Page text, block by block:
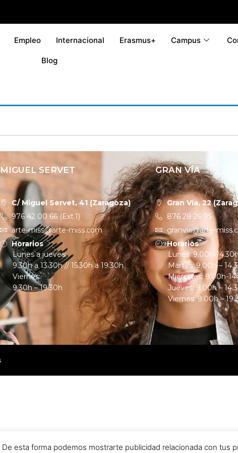
Empleo Internacional Erasmus+ Campus
Blog
MIGUEL SERVET
C/ Miguel Servet, 41 (Zaragoza)
976 42 00 66 (Ext.1)
arte-miss@arte-miss.com
Horarios
Lunes a jueves:
9.30h a 13.30h // 15.30h a 19.30h
Viernes:
9.30h – 19.30h
GRAN VÍA
Gran Vía, 22
876 28 26 95
granvia@arte-
Horarios
Lunes: 9.00h-
Martes: 9.00h –
Miércoles: 9.00h-
Jueves: 9.00h –
Viernes: 9.00h –
esta forma podemos mostrarte publicidad relacionada con tus